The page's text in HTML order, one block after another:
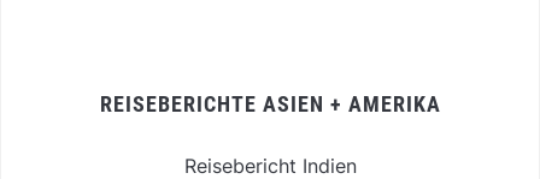
REISEBERICHTE ASIEN + AMERIKA
Reisebericht Indien